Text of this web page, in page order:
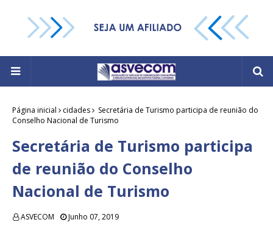
Página inicial cidades
Secretária de Turismo participa de reunião do
Conselho Nacional de Turismo
Secretária de Turismo participa
de reunião do Conselho
Nacional de Turismo
ASVECOM Junho 07, 2019